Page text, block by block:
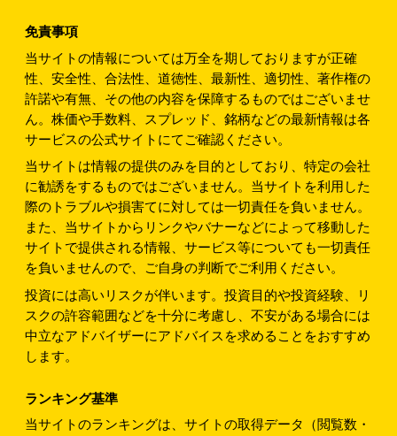
免責事項
当サイトの情報については万全を期しておりますが正確
性、安全性、合法性、道徳性、最新性、適切性、著作権の
許諾や有無、その他の内容を保障するものではございませ
ん。株価や手数料、スプレッド、銘柄などの最新情報は各
サービスの公式サイトにてご確認ください。
当サイトは情報の提供のみを目的としており、特定の会社
に勧誘をするものではございません。当サイトを利用した
際のトラブルや損害てに対しては一切責任を負いません。
また、当サイトからリンクやバナーなどによって移動した
サイトで提供される情報、サービス等についても一切責任
を負いませんので、ご自身の判断でご利用ください。
投資には高いリスクが伴います。投資目的や投資経験、リ
スクの許容範囲などを十分に考慮し、不安がある場合には
中立なアドバイザーにアドバイスを求めることをおすすめ
します。
ランキング基準
当サイトのランキングは、サイトの取得データ（閲覧数・